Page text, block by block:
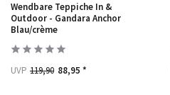
Wendbare Teppiche In &
Outdoor - Gandara Anchor
Blau/crème
UVP 119,90 88,95 *